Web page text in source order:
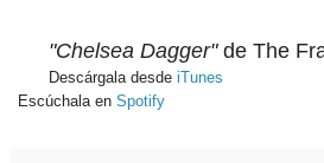
"Chelsea Dagger"de The
Descárgala desde iTunes
Escúchala en Spotify